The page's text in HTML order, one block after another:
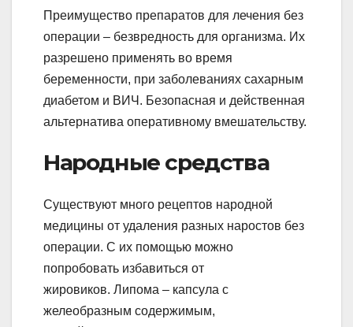
Преимущество препаратов для лечения без
операции – безвредность для организма. Их
разрешено применять во время
беременности, при заболеваниях сахарным
диабетом и ВИЧ. Безопасная и действенная
альтернатива оперативному вмешательству.
Народные средства
Существуют много рецептов народной
медицины от удаления разных наростов без
операции. С их помощью можно
попробовать избавиться от
жировиков. Липома – капсула с
желеобразным содержимым,